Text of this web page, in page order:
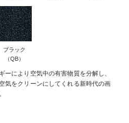
ブラック
（QB）
ーにより空気中の有害物質を分解し、
気をクリーンにしてくれる新時代の画